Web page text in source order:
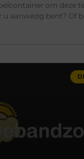
om deze
u aanwezig bent? Of